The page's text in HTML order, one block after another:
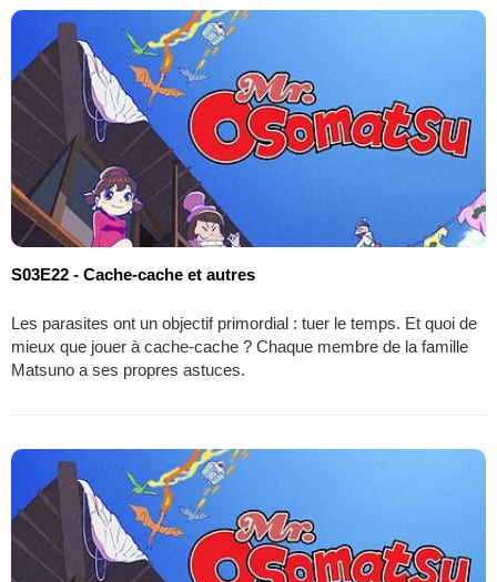
S03E22 - Cache-cache et autres
Les parasites ont un objectif primordial : tuer le temps. Et quoi de
mieux que jouer à cache-cache ? Chaque membre de la famille
Matsuno a ses propres astuces.